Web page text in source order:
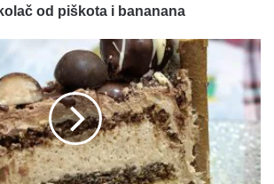
od piškota i bananana